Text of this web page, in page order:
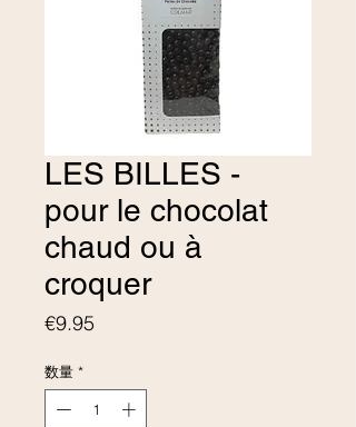
LES BILLES -
pour le chocolat
chaud ou à
croquer
€9.95
数量 *